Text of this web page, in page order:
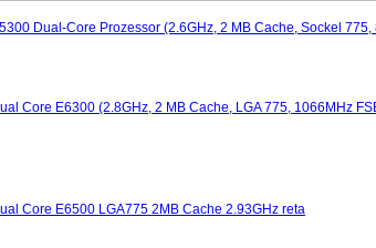
Dual-Core Prozessor (2.6GHz, 2 MB Cache, Sockel 775,
Core E6300 (2.8GHz, 2 MB Cache, LGA 775, 1066MHz
Core E6500 LGA775 2MB Cache 2.93GHz reta